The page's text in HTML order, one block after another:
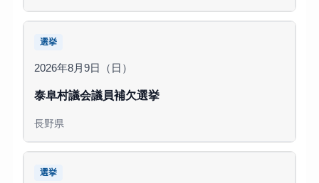
選挙
2026年8月9日（日）
泰阜村議会議員補欠選挙
長野県
選挙